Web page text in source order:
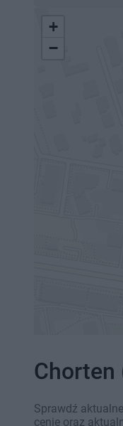
+
−
Chorten
Sprawdź
cenie oraz